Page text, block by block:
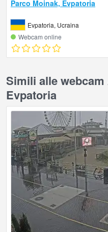
Parco Moinak, Evpatoria
Evpatoria, Ucraina
Webcam online
Simili alle
Evpatoria